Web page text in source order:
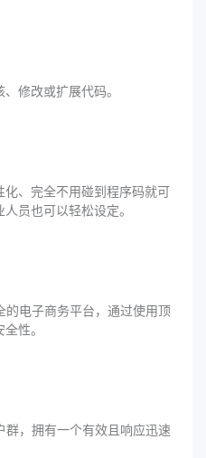
修改或扩展代码。
、完全不用碰到程序码就可
员也可以轻松设定。
电子商务平台，通过使用顶
性。
，拥有一个有效且响应迅速